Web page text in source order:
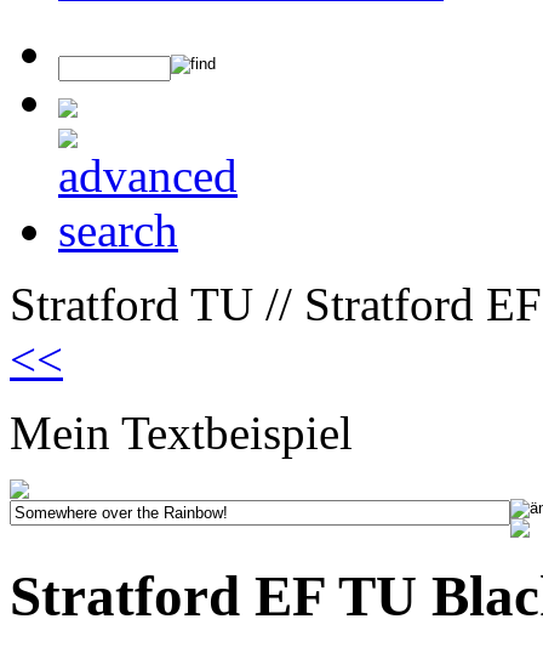
Stratford TU // Stratford
<<
Mein Textbeispiel
Stratford EF TU